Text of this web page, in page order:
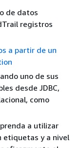
de datos
registros
a partir de un
uno de sus
desde JDBC,
como
a utilizar
etiquetas y a nivel